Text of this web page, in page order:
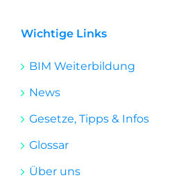
Wichtige Links
BIM Weiterbildung
News
Gesetze, Tipps & Infos
Glossar
Über uns